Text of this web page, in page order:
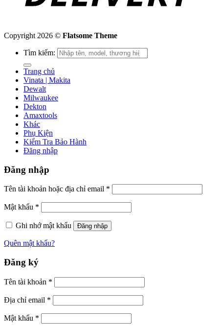
Copyright 2026 © Flatsome Theme
Tìm kiếm:
Trang chủ
Vinata | Makita
Dewalt
Milwaukee
Dekton
Amaxtools
Khác
Phụ Kiện
Kiểm Tra Bảo Hành
Đăng nhập
Đăng nhập
Tên tài khoản hoặc địa chỉ email *
Mật khẩu *
Ghi nhớ mật khẩu Đăng nhập
Quên mật khẩu?
Đăng ký
Tên tài khoản *
Địa chỉ email *
Mật khẩu *